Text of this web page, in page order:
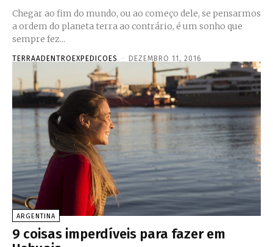
Chegar ao fim do mundo, ou ao começo dele, se pensarmos
a ordem do planeta terra ao contrário, é um sonho que
sempre fez...
TERRAADENTROEXPEDICOES - DEZEMBRO 11, 2016
ARGENTINA
9 coisas imperdíveis para fazer em